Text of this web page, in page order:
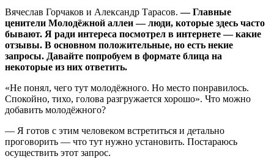
Вячеслав Горчаков и Александр Тарасов.— Главные
ценители Молодёжной аллеи — люди, которые здесь часто
бывают. Я ради интереса посмотрел в интернете — какие
отзывы. В основном положительные, но есть некие
запросы. Давайте попробуем в формате блица на
некоторые из них ответить.
«Не понял, чего тут молодёжного. Но место понравилось.
Спокойно, тихо, голова разгружается хорошо». Что можно
добавить молодёжного?
— Я готов с этим человеком встретиться и детально
проговорить — что тут нужно установить. Постараюсь
осуществить этот запрос.